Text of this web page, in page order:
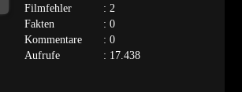
Filmfehler
: 2
Fakten
: 0
Kommentare
: 0
Aufrufe
: 17.438